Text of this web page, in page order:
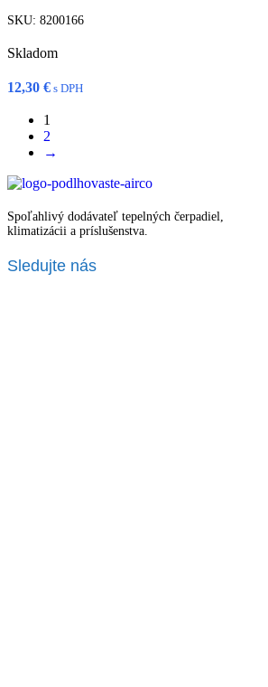
Pridať do zoznamu želaní
SKU: 8200166
Skladom
12,30 € s DPH
1
2
→
Spoľahlivý dodávateľ tepelných čerpadiel,
klimatizácii a príslušenstva.
Sledujte nás